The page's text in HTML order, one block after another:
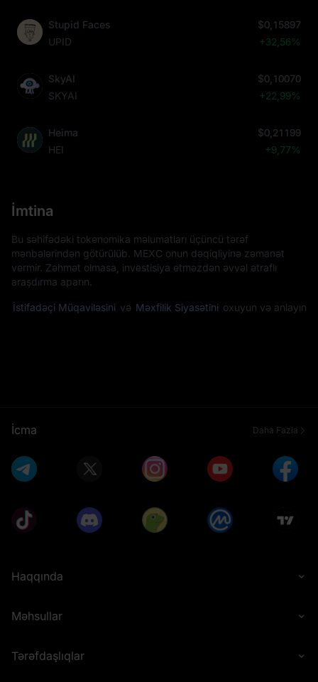
Stupid Faces
UPID
$0,15897
+32,56%
SkyAI
SKYAI
$0,10070
+22,99%
Heima
HEI
$0,21199
+9,77%
İmtina
Bu səhifədəki tokenomika məlumatları üçüncü tərəf
mənbələrindən götürülüb. MEXC onun dəqiqliyinə zəmanət
vermir. Zəhmət olmasa, investisiya etməzdən əvvəl ətraflı
araşdırma aparın.
İstifadəçi Müqaviləsini və Məxfilik Siyasətini oxuyun və anlayın
İcma Daha Fazla
Haqqında
Məhsullar
Tərəfdaşlıqlar